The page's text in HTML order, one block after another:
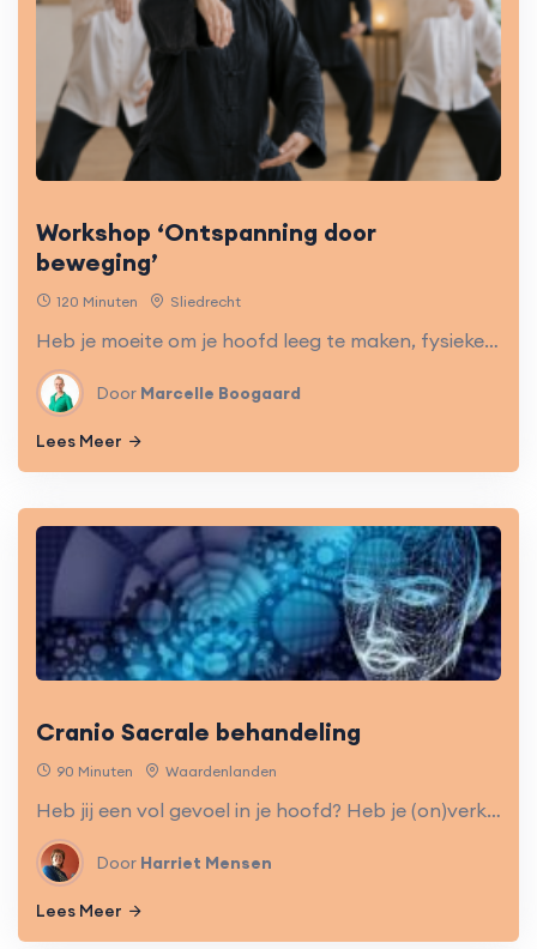
Workshop ‘Ontspanning door
beweging’
120 Minuten Sliedrecht
Heb je moeite om je hoofd leeg te maken, fysieke ongemakken of een gehaast gevoel? Veel mensen ervaren dit en zoeken naar handvatten die werken en simpel zijn. Op 12 en 13 september geeft Nancy Wong een praktische workshop. De aanpak zal je verassen…
Door Marcelle Boogaard
Lees Meer
Cranio Sacrale behandeling
90 Minuten Waardenlanden
Heb jij een vol gevoel in je hoofd? Heb je (on)verklaarbare pijn? Ben je(chronische)vermoeid? Heb jij last van stress, ben jij toe aan ontspanning? Of gewoon nieuwsgierig wat het jouw kan opleveren? Lees dan gauw verder.
Door Harriet Mensen
Lees Meer